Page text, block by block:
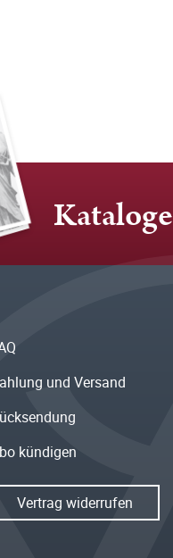
Kataloge
und Versand
kündigen
Vertrag widerrufen